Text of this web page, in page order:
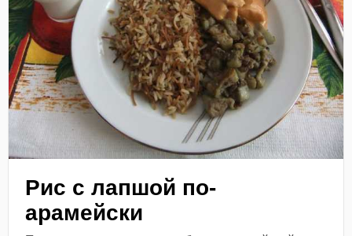
Рис с лапшой по-
арамейски